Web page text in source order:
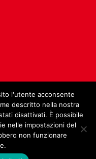
l'utente acconsente
descritto nella nostra
disattivati. È possibile
nelle impostazioni del
non funzionare